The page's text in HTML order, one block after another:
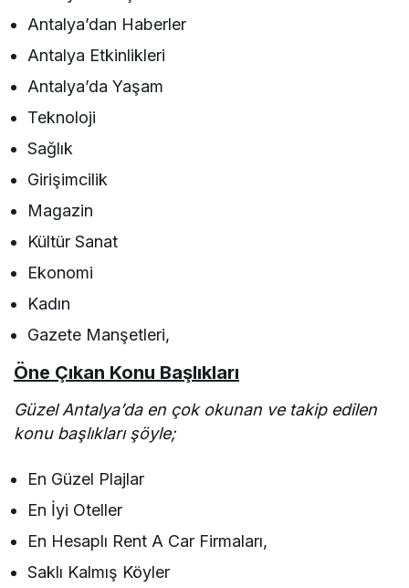
Antalya’dan Haberler
Antalya Etkinlikleri
Antalya’da Yaşam
Teknoloji
Sağlık
Girişimcilik
Magazin
Kültür Sanat
Ekonomi
Kadın
Gazete Manşetleri,
Öne Çıkan Konu Başlıkları
Güzel Antalya’da en çok okunan ve takip edilen
konu başlıkları şöyle;
En Güzel Plajlar
En İyi Oteller
En Hesaplı Rent A Car Firmaları,
Saklı Kalmış Köyler